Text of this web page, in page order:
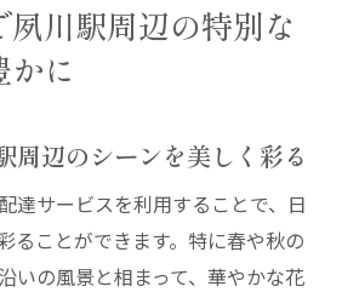
川駅周辺の特別な
かに
周辺のシーンを美しく彩る
達サービスを利用することで、日
ることができます。特に春や秋の
いの風景と相まって、華やかな花